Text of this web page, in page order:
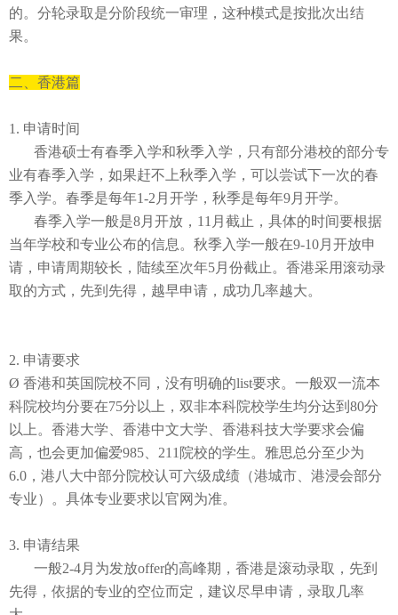
的。分轮录取是分阶段统一审理，这种模式是按批次出结
果。
二、 香港篇
1. 申请时间
香港硕士有春季入学和秋季入学，只有部分港校的部分专
业有春季入学，如果赶不上秋季入学，可以尝试下一次的春
季入学。 春季是每年1-2 月开学，秋季是每年9月开学。
春季入学一般是8月开放 ，11 月截止，具体的时间要根据
当年学校和专业公布的信息。 秋季入学一般在9-10月开放申
请，申请周期较长，陆续至次年5月份截止。香港采用滚动录
取的方式，先到先得， 越早申请，成功几率越大。
2. 申请要求
Ø 香港和英国院校不同，没有明确的list要求。 一般双一流本
科院校均分要在75分以上，双非本科院校学生均分达到 80分
以上 。 香港大学、香港中文大学、香港科技大学要求会偏
高，也会更加偏爱985、211院校的学生。雅思总分至少为
6.0，港八大中部分院校认可六级成绩 （港城市、港浸会部分
专业）
。 具体专业要求以官网 为准。
3. 申请结果
一般2-4月为发放offer的高峰期，香港是滚动录取，先到
先得， 依据的专业的空位而定， 建议尽早申请，录取几率